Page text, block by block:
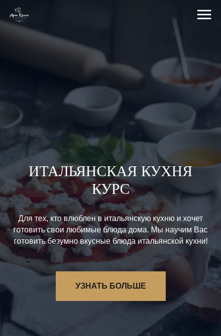
ИТАЛЬЯНСКАЯ КУХНЯ
КУРС
Для тех, кто влюблен в итальянскую кухню и хочет
готовить свои любимые блюда дома. Мы научим Вас
готовить безумно вкусные блюда итальянской кухни!
УЗНАТЬ БОЛЬШЕ